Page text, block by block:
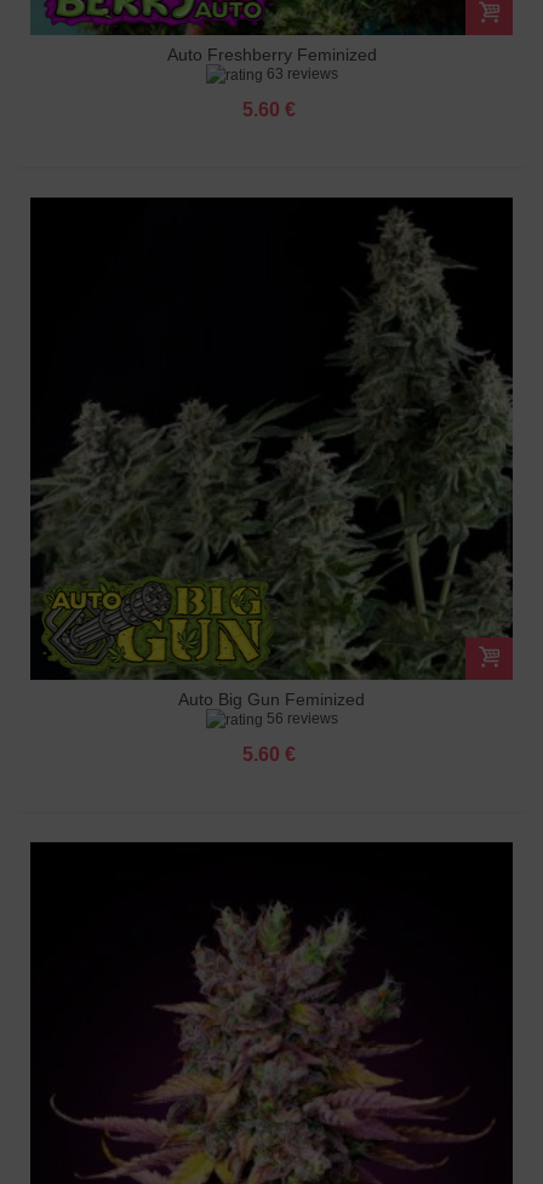
Auto Freshberry Feminized
63 reviews
5.60 €
Auto Big Gun Feminized
56 reviews
5.60 €